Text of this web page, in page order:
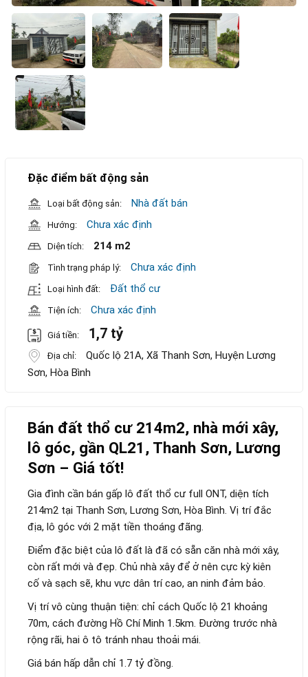
Đặc điểm bất động sản
Loại bất động sản: Nhà đất bán
Hướng: Chưa xác định
Diện tích: 214 m2
Tình trạng pháp lý: Chưa xác định
Loại hình đất: Đất thổ cư
Tiện ích: Chưa xác định
Giá tiền: 1,7 tỷ
Địa chỉ:
Quốc lộ 21A, Xã Thanh Sơn, Huyện Lương
Sơn, Hòa Bình
Bán đất thổ cư 214m2, nhà mới xây,
lô góc, gần QL21, Thanh Sơn, Lương
Sơn – Giá tốt!
Gia đình cần bán gấp lô đất thổ cư full ONT, diện tích
214m2 tại Thanh Sơn, Lương Sơn, Hòa Bình. Vị trí đắc
địa, lô góc với 2 mặt tiền thoáng đãng.
Điểm đặc biệt của lô đất là đã có sẵn căn nhà mới xây,
còn rất mới và đẹp. Chủ nhà xây để ở nên cực kỳ kiên
cố và sạch sẽ, khu vực dân trí cao, an ninh đảm bảo.
Vị trí vô cùng thuận tiện: chỉ cách Quốc lộ 21 khoảng
70m, cách đường Hồ Chí Minh 1.5km. Đường trước nhà
rộng rãi, hai ô tô tránh nhau thoải mái.
Giá bán hấp dẫn chỉ 1.7 tỷ đồng.